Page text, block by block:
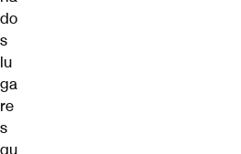
do
s
lu
ga
re
s
qu